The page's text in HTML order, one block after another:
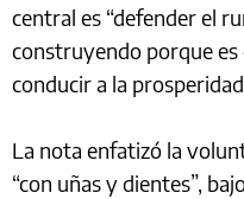
central es “defender el
construyendo porque es
conducir a la
La nota enfatizó la
“con uñas y dientes”,